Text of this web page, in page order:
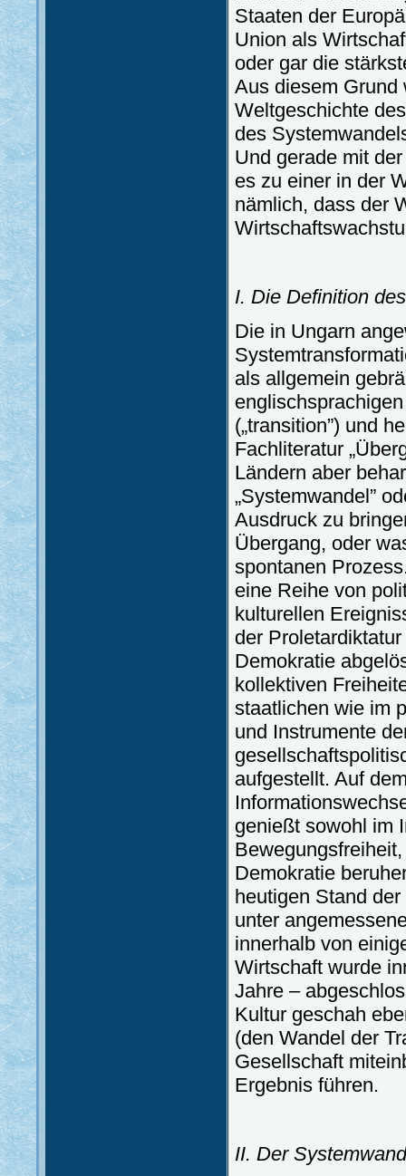
Staaten der
Union als
oder gar die
Aus diesem Grund
Weltgeschichte
des
Und gerade mit
es zu einer in der
nämlich, dass der
I. Die Definition
Die in Ungarn
als allgemein
(„transition”) und
Fachliteratur
Ländern aber
„Systemwandel”
Ausdruck zu
Übergang, oder
spontanen
eine Reihe von
kulturellen
der
Demokratie
kollektiven
staatlichen wie im
und Instrumente
aufgestellt. Auf
genießt sowohl im
Demokratie
heutigen Stand
unter
innerhalb von
Wirtschaft wurde
Jahre –
Kultur geschah
(den Wandel der
Gesellschaft
Ergebnis führen.
II. Der